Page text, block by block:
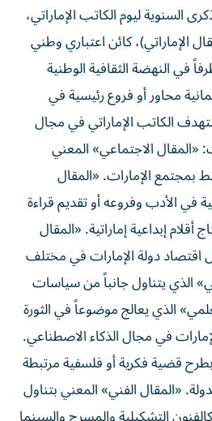
السنوية ليوم الكاتب الإماراتي،
الإماراتي)، كائن اعتباري وطني
في النهضة الثقافية الوطنية
محاور أو فروع رئيسية في
الكاتب الإماراتي في مجال
«المقال الاجتماعي» المعني
بمجتمع الإمارات. «المقال
في الأدب وفروعه أو تقديم قراءة
إبداعية إماراتية. «المقال
اقتصاد دولة الإمارات في مختلف
الذي يتناول جانباً من سياسات
الذي يعالج موضوعاً في الثورة
في مجال الذكاء الاصطناعي.
قضية فكرية أو فلسفية مرتبطة
«المقال الفني» المعني بتناول